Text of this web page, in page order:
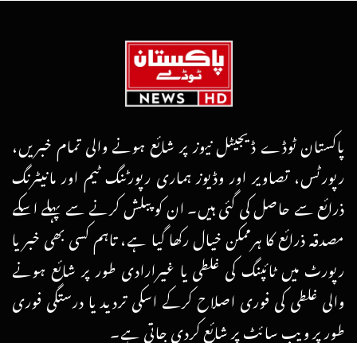
پاکستان ٹوڈے ڈیجیٹل نیوز پر شائع ہونے والی تمام خبریں،
رپورٹس، تصاویر اور وڈیوز ہماری رپورٹنگ ٹیم اور مانیٹرنگ
ذرائع سے حاصل کی گئی ہیں۔ ان کو پبلش کرنے سے پہلے اسکے
مصدقہ ذرائع کا ہرممکن خیال رکھا گیا ہے، تاہم کسی بھی خبر یا
رپورٹ میں ٹائپنگ کی غلطی یا غیرارادی طور پر شائع ہونے
والی غلطی کی فوری اصلاح کرکے اسکی تردید یا درستگی فوری
طور پر ویب سائٹ پر شائع کردی جاتی ہے۔